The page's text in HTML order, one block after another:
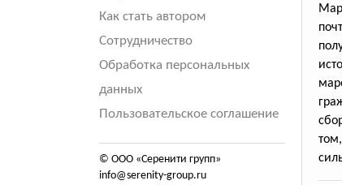
Как стать автором
Сотрудничество
Обработка персональных
данных
Пользовательское соглашение
© ООО «Серенити групп»
info@serenity-group.ru